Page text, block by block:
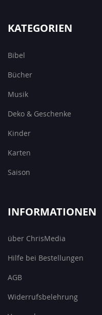
KATEGORIEN
Bibel
Bücher
Musik
Deko & Geschenke
Kinder
Karten
Saison
INFORMATIONEN
über ChrisMedia
Hilfe bei Bestellungen
AGB
Widerrufsbelehrung